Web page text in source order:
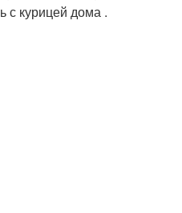
с курицей дома .